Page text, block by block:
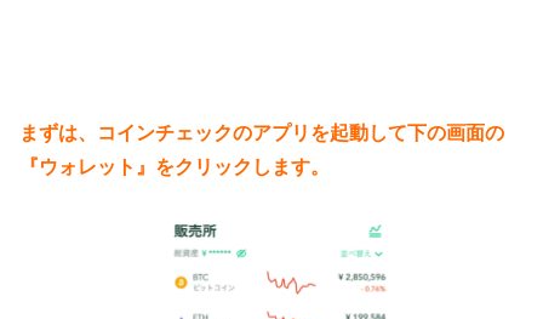
まずは、コインチェックのアプリを起動して下の画面の
『ウォレット』をクリックします。